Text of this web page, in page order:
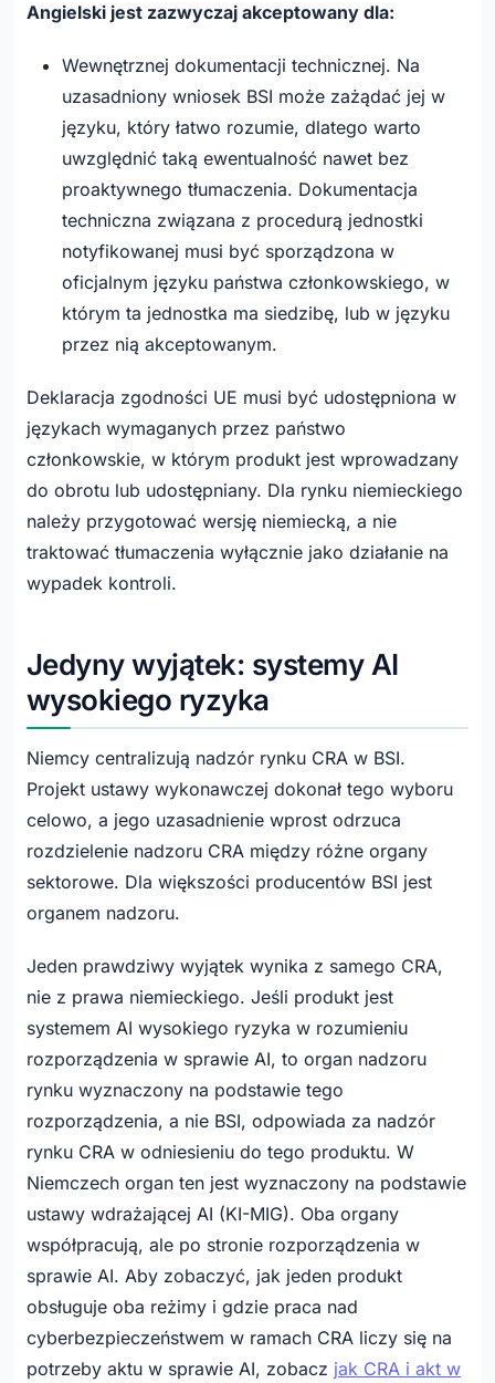
Angielski jest zazwyczaj akceptowany dla:
Wewnętrznej dokumentacji technicznej. Na
uzasadniony wniosek BSI może zażądać jej w
języku, który łatwo rozumie, dlatego warto
uwzględnić taką ewentualność nawet bez
proaktywnego tłumaczenia. Dokumentacja
techniczna związana z procedurą jednostki
notyfikowanej musi być sporządzona w
oficjalnym języku państwa członkowskiego, w
którym ta jednostka ma siedzibę, lub w języku
przez nią akceptowanym.
Deklaracja zgodności UE musi być udostępniona w
językach wymaganych przez państwo
członkowskie, w którym produkt jest wprowadzany
do obrotu lub udostępniany. Dla rynku niemieckiego
należy przygotować wersję niemiecką, a nie
traktować tłumaczenia wyłącznie jako działanie na
wypadek kontroli.
Jedyny wyjątek: systemy AI
wysokiego ryzyka
Niemcy centralizują nadzór rynku CRA w BSI.
Projekt ustawy wykonawczej dokonał tego wyboru
celowo, a jego uzasadnienie wprost odrzuca
rozdzielenie nadzoru CRA między różne organy
sektorowe. Dla większości producentów BSI jest
organem nadzoru.
Jeden prawdziwy wyjątek wynika z samego CRA,
nie z prawa niemieckiego. Jeśli produkt jest
systemem AI wysokiego ryzyka w rozumieniu
rozporządzenia w sprawie AI, to organ nadzoru
rynku wyznaczony na podstawie tego
rozporządzenia, a nie BSI, odpowiada za nadzór
rynku CRA w odniesieniu do tego produktu. W
Niemczech organ ten jest wyznaczony na podstawie
ustawy wdrażającej AI (KI-MIG). Oba organy
współpracują, ale po stronie rozporządzenia w
sprawie AI. Aby zobaczyć, jak jeden produkt
obsługuje oba reżimy i gdzie praca nad
cyberbezpieczeństwem w ramach CRA liczy się na
potrzeby aktu w sprawie AI, zobacz jak CRA i akt w